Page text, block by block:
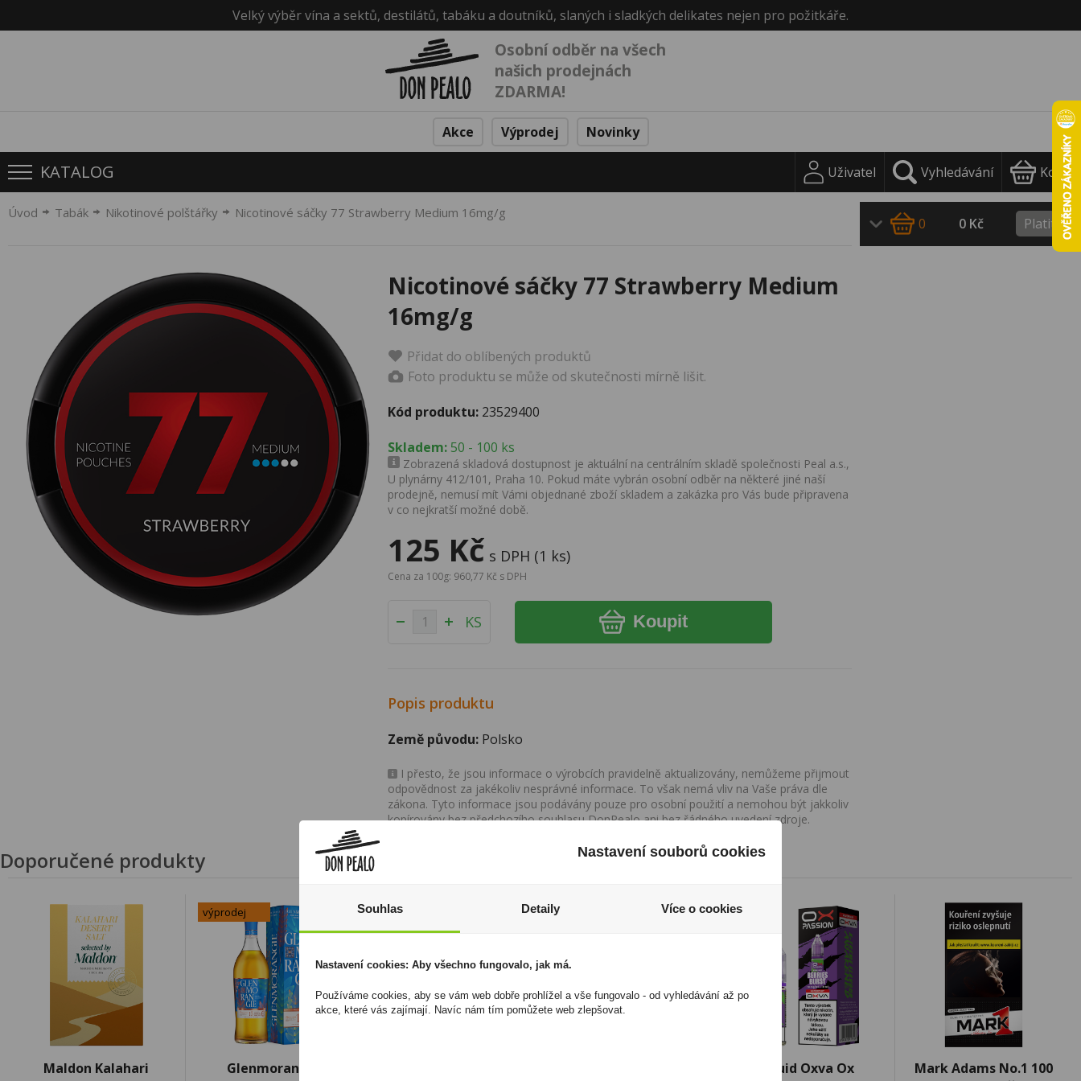
Velký výběr vína a sektů, destilátů, tabáku a doutníků, slaných i sladkých delikates nejen pro požitkáře.
Osobní odběr na všech
našich prodejnách
ZDARMA!
Akce Výprodej Novinky
KATALOG Uživatel Vyhledávání Košík
Úvod Tabák Nikotinové polštářky Nicotinové sáčky 77 Strawberry Medium 16mg/g
Nicotinové sáčky 77 Strawberry Medium
16mg/g
Přidat do oblíbených produktů
Foto produktu se může od skutečnosti mírně lišit.
Kód produktu: 23529400
Skladem:50 - 100 ks
Zobrazená skladová dostupnost je aktuální na centrálním skladě společnosti Peal a.s.,
U plynárny 412/101, Praha 10. Pokud máte vybrán osobní odběr na některé jiné naší
prodejně, nemusí mít Vámi objednané zboží skladem a zakázka pro Vás bude připravena
v co nejkratší možné době.
125 Kč s DPH (1 ks)
Cena za 100g: 960,77 Kč s DPH
KS Koupit
Popis produktu
Země původu: Polsko
I přesto, že jsou informace o výrobcích pravidelně aktualizovány, nemůžeme přijmout
odpovědnost za jakékoliv nesprávné informace. To však nemá vliv na Vaše práva dle
zákona. Tyto informace jsou podávány pouze pro osobní použití a nemohou být jakkoliv
kopírovány bez předchozího souhlasu DonPealo ani bez řádného uvedení zdroje.
0 0 Kč Platit
Doporučené produkty
Maldon Kalahari
výprodej
Glenmorangie
Liquid Oxva Ox
Mark Adams No.1 100
Nastavení souborů cookies
Souhlas Detaily Více o cookies
Nastavení cookies: Aby všechno fungovalo, jak má.
Používáme cookies, aby se vám web dobře prohlížel a vše fungovalo - od vyhledávání až po
akce, které vás zajímají. Navíc nám tím pomůžete web zlepšovat.